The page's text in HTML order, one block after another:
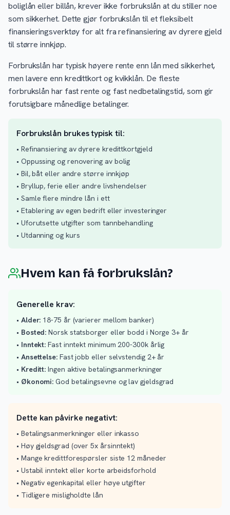
boliglån eller billån, krever ikke forbrukslån at du stiller noe
som sikkerhet. Dette gjør forbrukslån til et fleksibelt
finansieringsverktøy for alt fra refinansiering av dyrere gjeld
til større innkjøp.
Forbrukslån har typisk høyere rente enn lån med sikkerhet,
men lavere enn kredittkort og kvikklån. De fleste
forbrukslån har fast rente og fast nedbetalingstid, som gir
forutsigbare månedlige betalinger.
Forbrukslån brukes typisk til:
• Refinansiering av dyrere kredittkortgjeld
• Oppussing og renovering av bolig
• Bil, båt eller andre større innkjøp
• Bryllup, ferie eller andre livshendelser
• Samle flere mindre lån i ett
• Etablering av egen bedrift eller investeringer
• Uforutsette utgifter som tannbehandling
• Utdanning og kurs
Hvem kan få forbrukslån?
Generelle krav:
• Alder: 18-75 år (varierer mellom banker)
• Bosted: Norsk statsborger eller bodd i Norge 3+ år
• Inntekt: Fast inntekt minimum 200-300k årlig
• Ansettelse:Fast jobb eller selvstendig 2+ år
• Kreditt: Ingen aktive betalingsanmerkninger
• Økonomi: God betalingsevne og lav gjeldsgrad
Dette kan påvirke negativt:
• Betalingsanmerkninger eller inkasso
• Høy gjeldsgrad (over 5x årsinntekt)
• Mange kredittforespørsler siste 12 måneder
• Ustabil inntekt eller korte arbeidsforhold
• Negativ egenkapital eller høye utgifter
• Tidligere misligholdte lån